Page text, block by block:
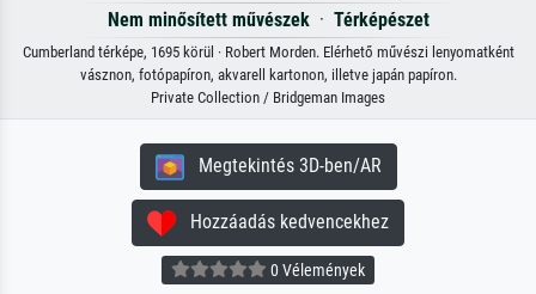
Nem minősített művészek· Térképészet
Cumberland térképe, 1695 körül · Robert Morden. Elérhető művészi lenyomatként
vásznon, fotópapíron, akvarell kartonon, illetve japán papíron.
Private Collection / Bridgeman Images
Megtekintés 3D-ben/AR
Hozzáadás kedvencekhez
0 Vélemények